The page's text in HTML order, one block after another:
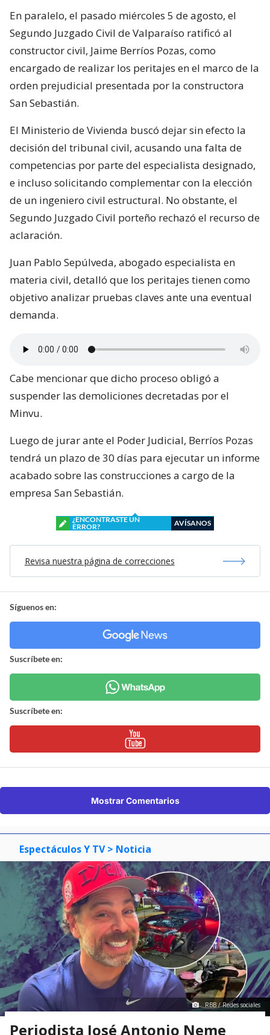
En paralelo, el pasado miércoles 5 de agosto, el
Segundo Juzgado Civil de Valparaíso ratificó al
constructor civil, Jaime Berríos Pozas, como
encargado de realizar los peritajes en el marco de la
orden prejudicial presentada por la constructora
San Sebastián.
El Ministerio de Vivienda buscó dejar sin efecto la
decisión del tribunal civil, acusando una falta de
competencias por parte del especialista designado,
e incluso solicitando complementar con la elección
de un ingeniero civil estructural. No obstante, el
Segundo Juzgado Civil porteño rechazó el recurso de
aclaración.
Juan Pablo Sepúlveda, abogado especialista en
materia civil, detalló que los peritajes tienen como
objetivo analizar pruebas claves ante una eventual
demanda.
Cabe mencionar que dicho proceso obligó a
suspender las demoliciones decretadas por el
Minvu.
Luego de jurar ante el Poder Judicial, Berríos Pozas
tendrá un plazo de 30 días para ejecutar un informe
acabado sobre las construcciones a cargo de la
empresa San Sebastián.
¿ENCONTRASTE UN
ERROR?
AVÍSANOS
Revisa nuestra página de correcciones
Síguenos en:
Suscríbete en:
Suscríbete en:
Mostrar Comentarios
Espectáculos Y TV > Noticia
RBB / Redes sociales
Periodista José Antonio Neme